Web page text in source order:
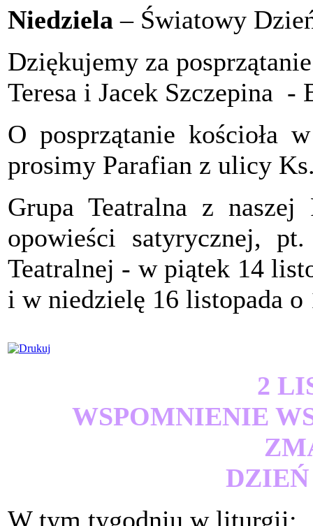
Niedziela – Światowy
Dziękujemy za
Teresa i Jacek Szczepina -
O posprzątanie
prosimy Parafian z ulicy
Grupa Teatralna z naszej
opowieści satyrycznej,
Teatralnej - w piątek 14
i w niedzielę 16 listopada o
2
WSPOMNIENIE
W tym tygodniu w liturgii: